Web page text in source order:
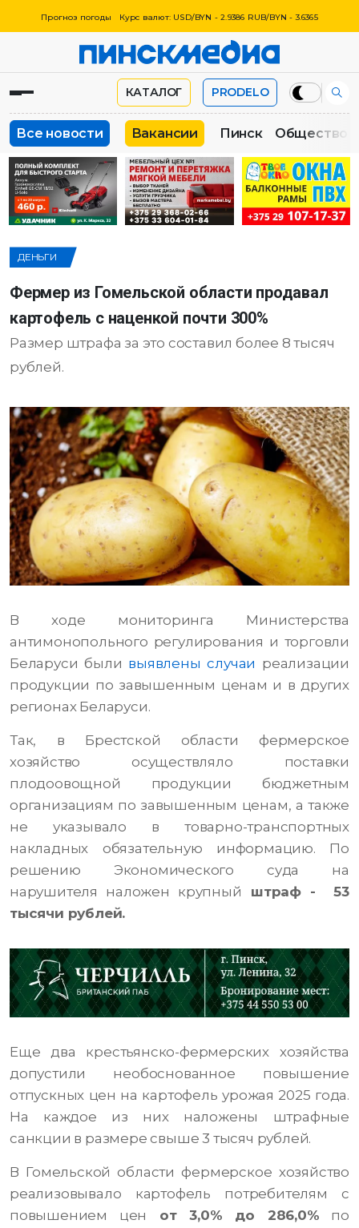
Прогноз погоды Курс валют: USD/BYN - 2.9386 RUB/BYN - 3.6365
КАТАЛОГ PRODELO
Все новости Вакансии Пинск Общество
ДЕНЬГИ
Фермер из Гомельской области продавал
картофель с наценкой почти 300%
Размер штрафа за это составил более 8 тысяч
рублей.
В ходе мониторинга Министерства
антимонопольного регулирования и торговли
Беларуси были выявлены случаи реализации
продукции по завышенным ценам и в других
регионах Беларуси.
Так, в Брестской области фермерское
хозяйство осуществляло поставки
плодоовощной продукции бюджетным
организациям по завышенным ценам, а также
не указывало в товарно-транспортных
накладных обязательную информацию. По
решению Экономического суда на
нарушителя наложен крупный штраф - 53
тысячи рублей.
Еще два крестьянско-фермерских хозяйства
допустили необоснованное повышение
отпускных цен на картофель урожая 2025 года.
На каждое из них наложены штрафные
санкции в размере свыше 3 тысяч рублей.
В Гомельской области фермерское хозяйство
реализовывало картофель потребителям с
повышением цен
от 3,0% до 286,0% по